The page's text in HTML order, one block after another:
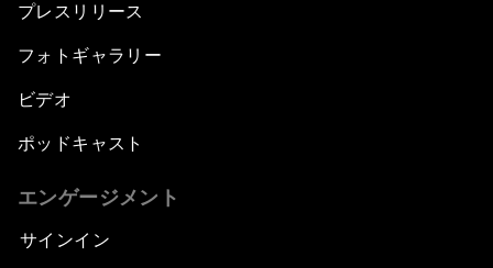
プレスリリース
フォトギャラリー
ビデオ
ポッドキャスト
エンゲージメント
サインイン